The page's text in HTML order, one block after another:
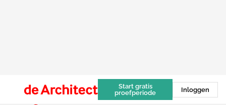
Start gratis
proefperiode
Inloggen